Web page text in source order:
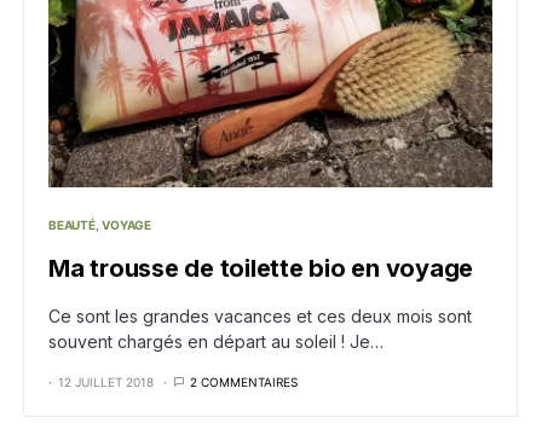
BEAUTÉ VOYAGE
Ma trousse de toilette bio en voyage
Ce sont les grandes vacances et ces deux mois sont
souvent chargés en départ au soleil ! Je…
12 JUILLET 2018 2 COMMENTAIRES